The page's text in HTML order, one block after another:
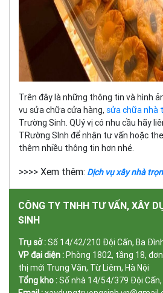
Trên đây là những thông tin và hình
vụ sửa chữa cửa hàng, sửa chữa nhà
Trường Sinh. QUý vị có nhu cầu hãy
TRường SInh để nhận tư vấn hoặc
thêm nhiều thông tin hơn nhé.
>>>> Xem thêm: Dịch vụ xây nhà
CÔNG TY TNHH TƯ VẤN, XÂY
SINH
Trụ sở :Số 14/42/210 Đội Cấn, Ba
VP đại diện :Phòng 1802, tầng 18,
thị mới Trung Văn, Từ Liêm, Hà Nội
Tổng kho :Số nhà 14/54/379 Đội Cấn,